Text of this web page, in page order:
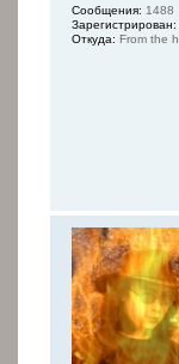
Сообщения: 1488
Зарегистрирован:
Откуда: From the